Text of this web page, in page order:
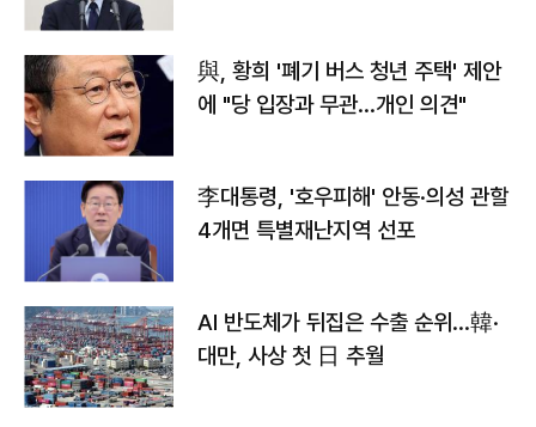
與, 황희 '폐기 버스 청년 주택' 제안
에 "당 입장과 무관…개인 의견"
李대통령, '호우피해' 안동·의성 관할
4개면 특별재난지역 선포
AI 반도체가 뒤집은 수출 순위…韓·
대만, 사상 첫 日 추월